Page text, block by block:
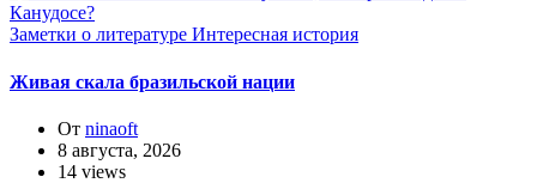
Заметки о литературе Интересная история
Живая скала бразильской нации
От ninaoft
8 августа, 2026
14 views